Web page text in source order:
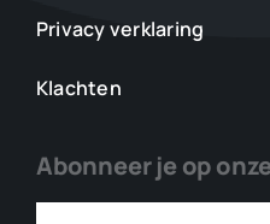
Privacy verklaring
Klachten
Abonneer je op